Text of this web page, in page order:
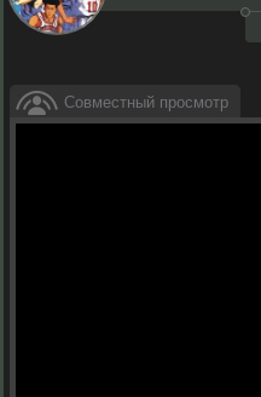
Совместный просмотр